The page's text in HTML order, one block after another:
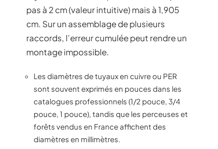
pas à 2 cm (valeur intuitive) mais à 1,905
cm. Sur un assemblage de plusieurs
raccords, l’erreur cumulée peut rendre un
montage impossible.
Les diamètres de tuyaux en cuivre ou PER
sont souvent exprimés en pouces dans les
catalogues professionnels (1/2 pouce, 3/4
pouce, 1 pouce), tandis que les perceuses et
forêts vendus en France affichent des
diamètres en millimètres.